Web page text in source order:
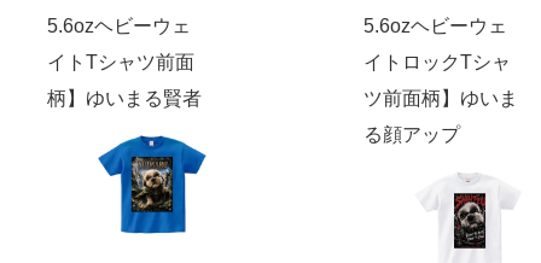
5.6ozヘビーウェ
イトTシャツ前面
柄】ゆいまる賢者
5.6ozヘビーウェ
イトロックTシャ
ツ前面柄】ゆいま
る顔アップ